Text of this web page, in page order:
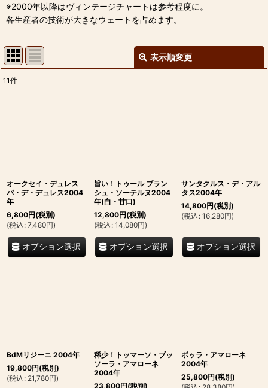
※2000年以降はヴィンテージチャートは参考程度に。
各生産者の技術が大きなウェートを占めます。
表示順変更
11件
オークセイ・デュレス
バ・デ・デュレス2004
年
6,800円(税別)
(税込 : 7,480円)
オプション選択
旨い！トゥール ブラン
シュ・ソーテルヌ2004
年(白・甘口)
12,800円(税別)
(税込 : 14,080円)
オプション選択
サンタクルス・デ・アル
タス2004年
14,800円(税別)
(税込 : 16,280円)
オプション選択
BdMリジーニ 2004年
19,800円(税別)
(税込 : 21,780円)
稀少！トッマーソ・ブッ
ソーラ・アマローネ
2004年
23,800円(税別)
ボッラ・アマローネ
2004年
25,800円(税別)